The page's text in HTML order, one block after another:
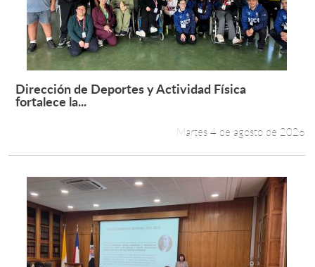
Pregrado
Postgrado
Formación Continua
Funcionarios
Alumni
English
Leer más +
Dirección de Deportes y Actividad Física
fortalece la...
Martes 4 de agosto de 2026